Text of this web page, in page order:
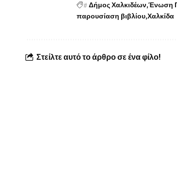
#Δήμος Χαλκιδέων Ένωση
παρουσίαση βιβλίου Χαλκίδα
Στείλτε αυτό το άρθρο σε ένα φίλο!